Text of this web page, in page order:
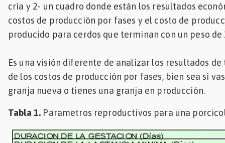
cría y 2- un cuadro donde están los resultados
costos de producción por fases y el costo de
producido para cerdos que terminan con un peso
Es una visión diferente de analizar los resultados
de los costos de producción por fases, bien sea si
granja nueva o tienes una granja en producción.
Tabla 1. Parametros reproductivos para una